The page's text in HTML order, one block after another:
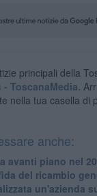
principali della
- ToscanaMedia.
nella tua casella di
anche:
avanti piano nel
del ricambio
un'azienda